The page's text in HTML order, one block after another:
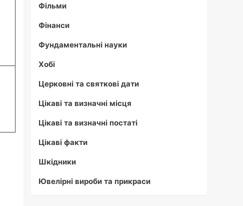
Фільми
Фінанси
Фундаментальні науки
Хобі
Церковні та святкові дати
Цікаві та визначні місця
Цікаві та визначні постаті
Цікаві факти
Шкідники
Ювелірні вироби та прикраси